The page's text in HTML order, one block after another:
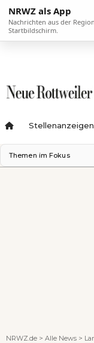
NRWZ als App
Nachrichten aus der
Startbildschirm.
Stellenanzeigen
Themen im Fokus
NRWZ.de > Alle News >